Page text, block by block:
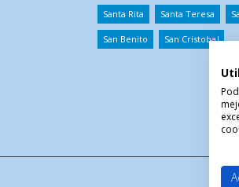
Santa Rita Santa Teresa
San Benito San Cristobal